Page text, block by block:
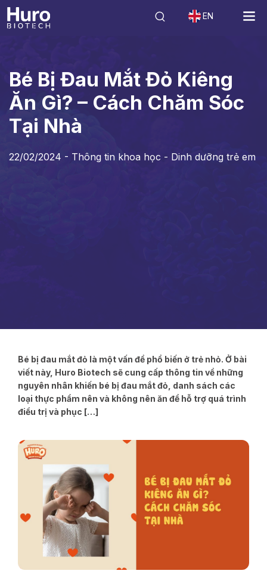
EN
Tin tức
Bé Bị Đau Mắt Đỏ Kiêng
Ăn Gì? – Cách Chăm Sóc
Tại Nhà
22/02/2024 - Thông tin khoa học - Dinh dưỡng trẻ em
Bé bị đau mắt đỏ là một vấn đề phổ biến ở trẻ nhỏ. Ở bài
viết này, Huro Biotech sẽ cung cấp thông tin về những
nguyên nhân khiến bé bị đau mắt đỏ, danh sách các
loại thực phẩm nên và không nên ăn để hỗ trợ quá trình
điều trị và phục […]